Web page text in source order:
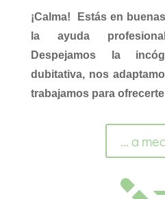
¡Calma! Estás en
la ayuda
Despejamos la
dubitativa, nos
trabajamos para
... a